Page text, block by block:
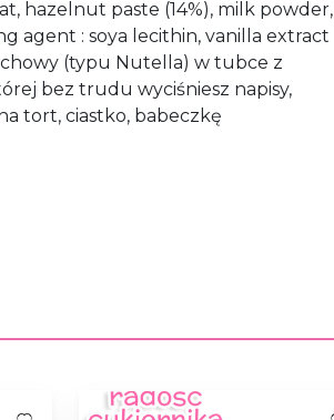
hazelnut paste (14%), milk powder,
agent : soya lecithin, vanilla extract
(typu Nutella) w tubce z
bez trudu wyciśniesz napisy,
tort, ciastko, babeczkę